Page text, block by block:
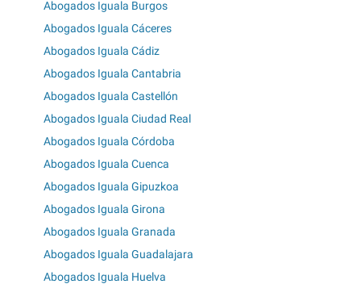
Abogados Iguala Burgos
Abogados Iguala Cáceres
Abogados Iguala Cádiz
Abogados Iguala Cantabria
Abogados Iguala Castellón
Abogados Iguala Ciudad Real
Abogados Iguala Córdoba
Abogados Iguala Cuenca
Abogados Iguala Gipuzkoa
Abogados Iguala Girona
Abogados Iguala Granada
Abogados Iguala Guadalajara
Abogados Iguala Huelva